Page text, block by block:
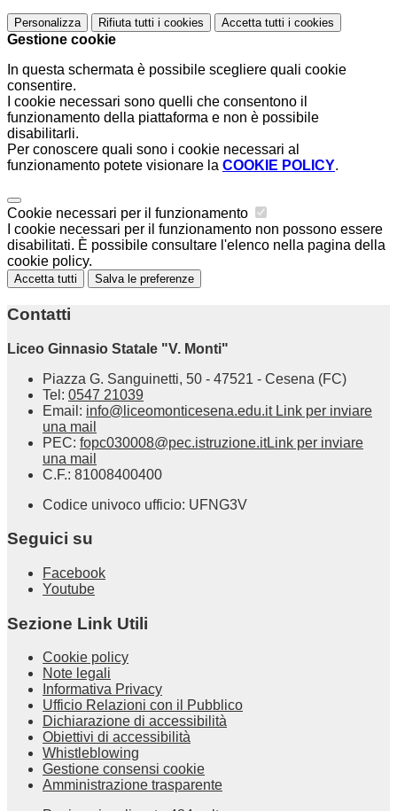
Personalizza Rifiuta tutti i cookies Accetta tutti i cookies
Gestione cookie
In questa schermata è possibile scegliere quali cookie
consentire.
I cookie necessari sono quelli che consentono il
funzionamento della piattaforma e non è possibile
disabilitarli.
Per conoscere quali sono i cookie necessari al
funzionamento potete visionare la COOKIE POLICY.
Cookie necessari per il funzionamento
I cookie necessari per il funzionamento non possono essere
disabilitati. È possibile consultare l'elenco nella pagina della
cookie policy.
Accetta tutti Salva le preferenze
Contatti
Liceo Ginnasio Statale "V. Monti"
Piazza G. Sanguinetti, 50 - 47521 - Cesena (FC)
Tel: 0547 21039
Email: info@liceomonticesena.edu.it Link per inviare
una mail
PEC: fopc030008@pec.istruzione.itLink per inviare
una mail
C.F.: 81008400400
Codice univoco ufficio: UFNG3V
Seguici su
Facebook
Youtube
Sezione Link Utili
Cookie policy
Note legali
Informativa Privacy
Ufficio Relazioni con il Pubblico
Dichiarazione di accessibilità
Obiettivi di accessibilità
Whistleblowing
Gestione consensi cookie
Amministrazione trasparente